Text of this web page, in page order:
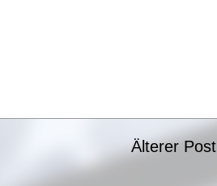
Älterer Post